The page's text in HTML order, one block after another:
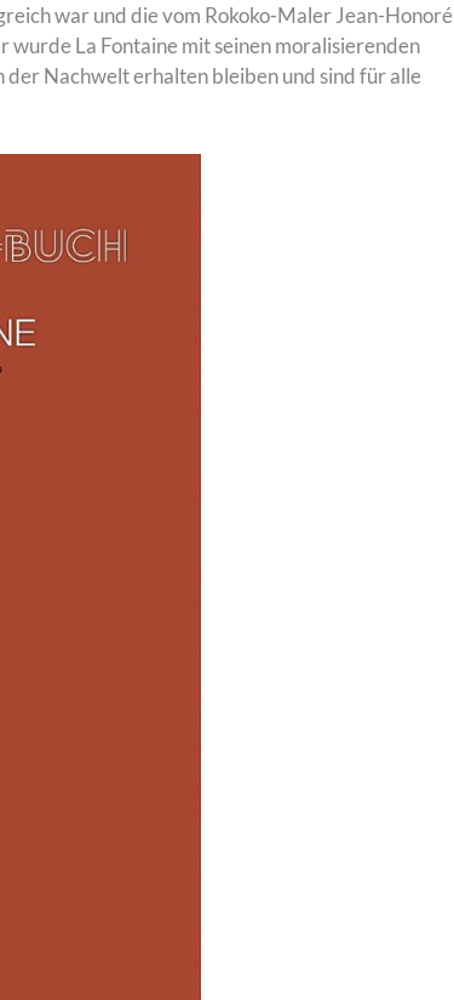
war und die vom Rokoko-Maler Jean-Honoré
La Fontaine mit seinen moralisierenden
Nachwelt erhalten bleiben und sind für alle